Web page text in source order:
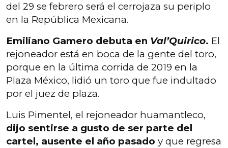
del 29 se febrero será el cerrojaza su periplo
en la República Mexicana.
Emiliano Gamero debuta en Val’Quirico. El
rejoneador está en boca de la gente del toro,
porque en la última corrida de 2019 en la
Plaza México, lidió un toro que fue indultado
por el juez de plaza.
Luis Pimentel, el rejoneador huamantleco,
dijo sentirse a gusto de ser parte del
cartel, ausente el año pasado y que regresa